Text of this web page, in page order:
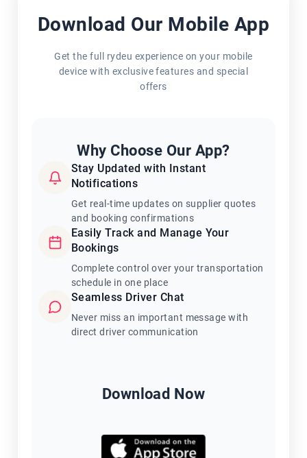
Download Our Mobile App
Get the full rydeu experience on your mobile
device with exclusive features and special
offers
Why Choose Our App?
Stay Updated with Instant
Notifications
Get real-time updates on supplier quotes
and booking confirmations
Easily Track and Manage Your
Bookings
Complete control over your transportation
schedule in one place
Seamless Driver Chat
Never miss an important message with
direct driver communication
Download Now